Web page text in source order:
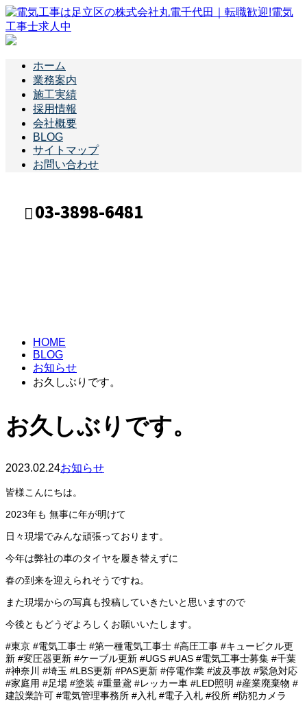
ホーム
業務案内
施工実績
採用情報
会社概要
BLOG
サイトマップ
お問い合わせ
03-3898-6481
HOME
BLOG
お知らせ
お久しぶりです。
お久しぶりです。
2023.02.24お知らせ
皆様こんにちは。
2023年も 無事に年が明けて
日々現場でみんな頑張っております。
今年は弊社の車のタイヤを履き替えずに
春の到来を迎えられそうですね。
また現場からの写真も投稿していきたいと思いますので
今後ともどうぞよろしくお願いいたします。
#東京 #電気工事士 #第一種電気工事士 #高圧工事 #キュービクル更
新 #変圧器更新 #ケーブル更新 #UGS #UAS #電気工事士募集 #千葉
#神奈川 #埼玉 #LBS更新 #PAS更新 #停電作業 #波及事故 #緊急対応
#家庭用 #足場 #塗装 #重量鳶 #レッカー車 #LED照明 #産業廃棄物 #
建設業許可 #電気管理事務所 #入札 #電子入札 #役所 #防犯カメラ